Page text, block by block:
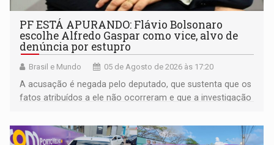
PF ESTÁ APURANDO: Flávio Bolsonaro
escolhe Alfredo Gaspar como vice, alvo de
denúncia por estupro
Brasil e Mundo 05 de Agosto de 2026 às 17:20
A acusação é negada pelo deputado, que sustenta que os
fatos atribuídos a ele não ocorreram e que a investigação